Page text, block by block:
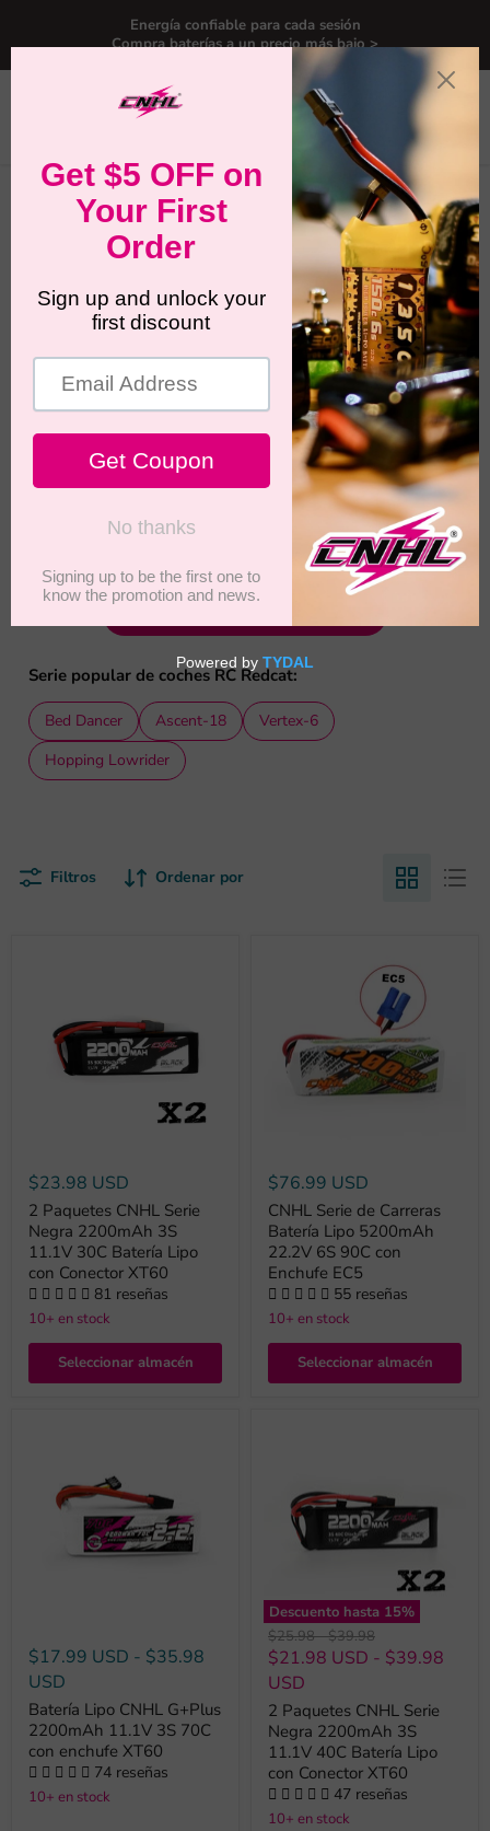
Energía confiable para cada sesión
Compra baterías a un precio más bajo >
Batería LiPo para coches RC Redcat
Batería LiPo para coches RC
Redcat
Las baterías CNHL LiPo para coches RC Redcat cubren
configuraciones comunes de potencia 2S, 3S, 4S y 6S para
crawlers, lowriders, mini trucks, bashers y vehículos de trail
a escala. Esta colección está diseñada como un punto de
partida general para baterías Redcat, ayudándote a
comparar voltaje, capacidad, estilo de conector y tamaño
de batería antes de elegir una configuración específica para
Serie popular de coches RC Redcat:
Bed Dancer Ascent-18
Vertex-6
Hopping Lowrider
Filtros Ordenar por
$23.98 USD
2 Paquetes CNHL Serie
Negra 2200mAh 3S
11.1V 30C Batería Lipo
con Conector XT60
81 reseñas
10+ en stock
Seleccionar almacén
$76.99 USD
CNHL Serie de Carreras
Batería Lipo 5200mAh
22.2V 6S 90C con
Enchufe EC5
55 reseñas
10+ en stock
Seleccionar almacén
$17.99 USD - $35.98
USD
Batería Lipo CNHL G+Plus
2200mAh 11.1V 3S 70C
con enchufe XT60
74 reseñas
10+ en stock
Descuento hasta 15%
Precio
original
$25.98-Precio
original
$39.98
$21.98 USD - $39.98
USD
2 Paquetes CNHL Serie
Negra 2200mAh 3S
11.1V 40C Batería Lipo
con Conector XT60
47 reseñas
10+ en stock